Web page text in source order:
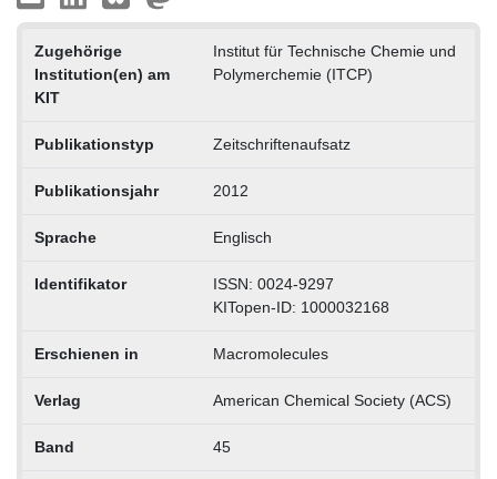
Zugehörige
Institution(en) am
KIT
Institut für Technische Chemie und
Polymerchemie (ITCP)
Publikationstyp Zeitschriftenaufsatz
Publikationsjahr 2012
Sprache Englisch
Identifikator
ISSN: 0024-9297
KITopen-ID: 1000032168
Erschienen in Macromolecules
Verlag American Chemical Society (ACS)
Band 45